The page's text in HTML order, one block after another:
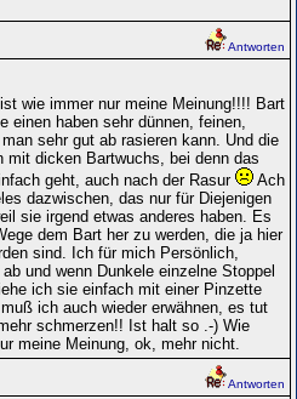
Antworten
wie immer nur meine Meinung!!!! Bart
einen haben sehr dünnen, feinen,
sehr gut ab rasieren kann. Und die
mit dicken Bartwuchs, bei denn das
geht, auch nach der Rasur
Ach
dazwischen, das nur für Diejenigen
sie irgend etwas anderes haben. Es
dem Bart her zu werden, die ja hier
sind. Ich für mich Persönlich,
und wenn Dunkele einzelne Stoppel
ich sie einfach mit einer Pinzette
ich auch wieder erwähnen, es tut
schmerzen!! Ist halt so .-) Wie
meine Meinung, ok, mehr nicht.
Antworten